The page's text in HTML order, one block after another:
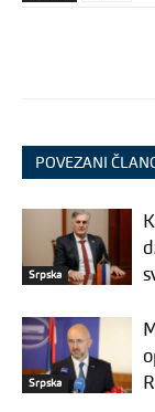
POVEZANI
Srpska
Srpska